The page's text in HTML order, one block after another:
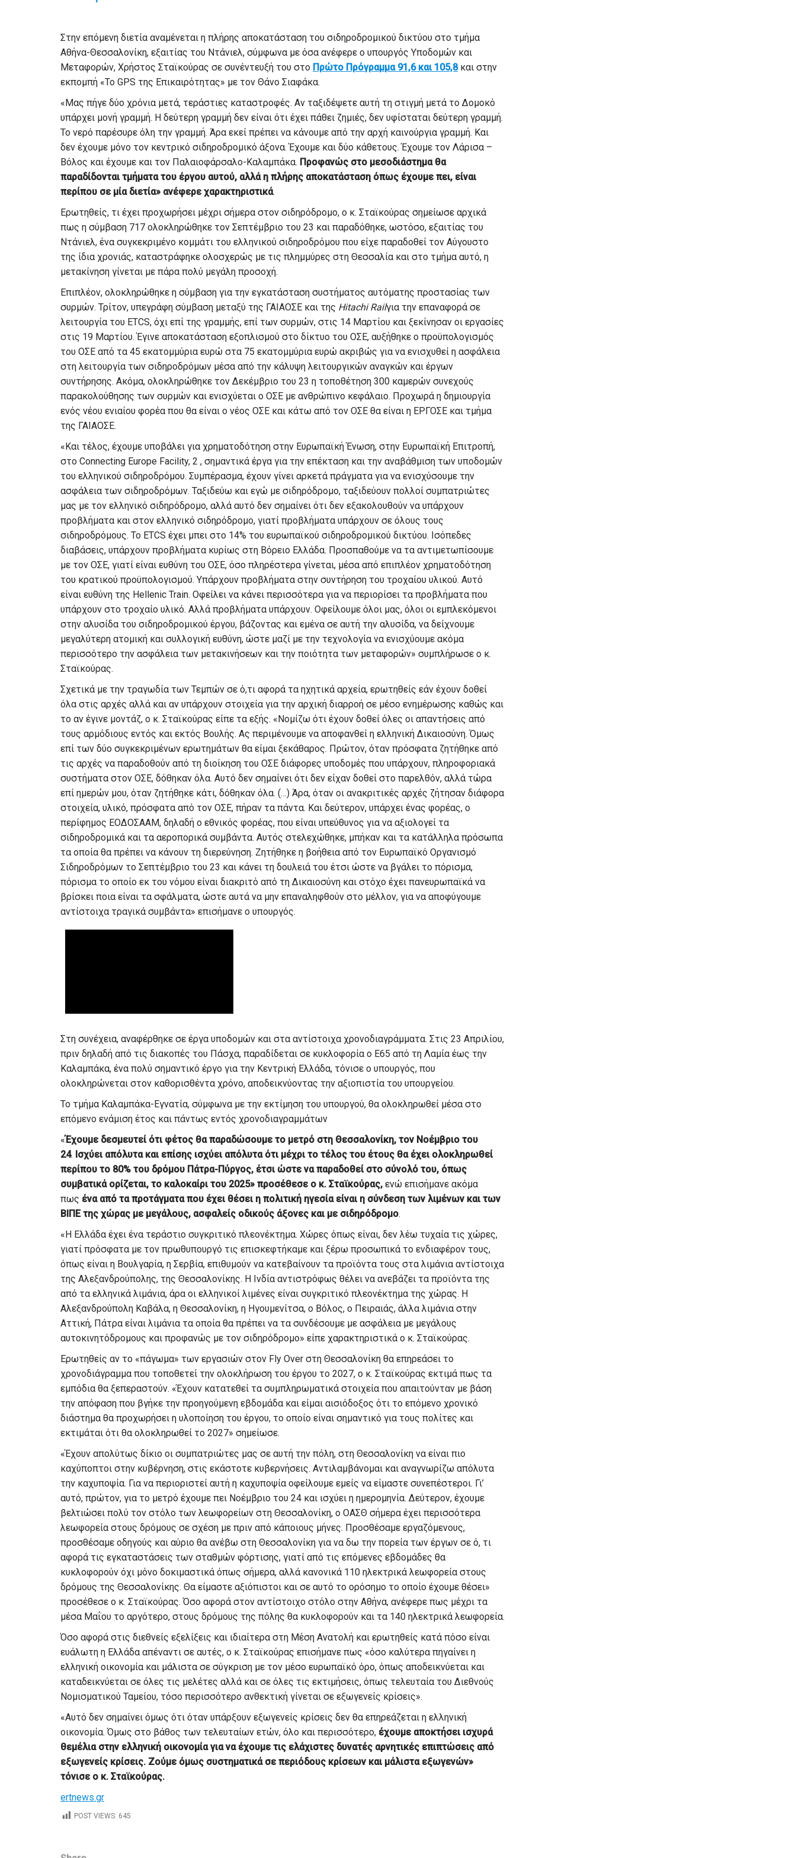
Στην επόμενη διετία αναμένεται η πλήρης αποκατάσταση του σιδηροδρομικού δικτύου στο τμήμα
Αθήνα-Θεσσαλονίκη, εξαιτίας του Ντάνιελ, σύμφωνα με όσα ανέφερε ο υπουργός Υποδομών και
Μεταφορών, Χρήστος Σταϊκούρας σε συνέντευξή του στο Πρώτο Πρόγραμμα 91,6 και 105,8και στην
εκπομπή «Το GPS της Επικαιρότητας» με τον Θάνο Σιαφάκα.
«Μας πήγε δύο χρόνια μετά, τεράστιες καταστροφές. Αν ταξιδέψετε αυτή τη στιγμή μετά το Δομοκό
υπάρχει μονή γραμμή. Η δεύτερη γραμμή δεν είναι ότι έχει πάθει ζημιές, δεν υφίσταται δεύτερη γραμμή.
Το νερό παρέσυρε όλη την γραμμή. Άρα εκεί πρέπει να κάνουμε από την αρχή καινούργια γραμμή. Και
δεν έχουμε μόνο τον κεντρικό σιδηροδρομικό άξονα. Έχουμε και δύο κάθετους. Έχουμε τον Λάρισα –
Βόλος και έχουμε και τον Παλαιοφάρσαλο-Καλαμπάκα. Προφανώς στο μεσοδιάστημα θα
παραδίδονται τμήματα του έργου αυτού, αλλά η πλήρης αποκατάσταση όπως έχουμε πει, είναι
περίπου σε μία διετία» ανέφερε χαρακτηριστικά.
Ερωτηθείς, τι έχει προχωρήσει μέχρι σήμερα στον σιδηρόδρομο, ο κ. Σταϊκούρας σημείωσε αρχικά
πως η σύμβαση 717 ολοκληρώθηκε τον Σεπτέμβριο του 23 και παραδόθηκε, ωστόσο, εξαιτίας του
Ντάνιελ, ένα συγκεκριμένο κομμάτι του ελληνικού σιδηροδρόμου που είχε παραδοθεί τον Αύγουστο
της ίδια χρονιάς, καταστράφηκε ολοσχερώς με τις πλημμύρες στη Θεσσαλία και στο τμήμα αυτό, η
μετακίνηση γίνεται με πάρα πολύ μεγάλη προσοχή.
Επιπλέον, ολοκληρώθηκε η σύμβαση για την εγκατάσταση συστήματος αυτόματης προστασίας των
συρμών. Τρίτον, υπεγράφη σύμβαση μεταξύ της ΓΑΙΑΟΣΕ και της Hitachi Railγια την επαναφορά σε
λειτουργία του ETCS, όχι επί της γραμμής, επί των συρμών, στις 14 Μαρτίου και ξεκίνησαν οι εργασίες
στις 19 Μαρτίου. Έγινε αποκατάσταση εξοπλισμού στο δίκτυο του ΟΣΕ, αυξήθηκε ο προϋπολογισμός
του ΟΣΕ από τα 45 εκατομμύρια ευρώ στα 75 εκατομμύρια ευρώ ακριβώς για να ενισχυθεί η ασφάλεια
στη λειτουργία των σιδηροδρόμων μέσα από την κάλυψη λειτουργικών αναγκών και έργων
συντήρησης. Ακόμα, ολοκληρώθηκε τον Δεκέμβριο του 23 η τοποθέτηση 300 καμερών συνεχούς
παρακολούθησης των συρμών και ενισχύεται ο ΟΣΕ με ανθρώπινο κεφάλαιο. Προχωρά η δημιουργία
ενός νέου ενιαίου φορέα που θα είναι ο νέος ΟΣΕ και κάτω από τον ΟΣΕ θα είναι η ΕΡΓΟΣΕ και τμήμα
της ΓΑΙΑΟΣΕ.
«Και τέλος, έχουμε υποβάλει για χρηματοδότηση στην Ευρωπαϊκή Ένωση, στην Ευρωπαϊκή Επιτροπή,
στο Connecting Europe Facility, 2 , σημαντικά έργα για την επέκταση και την αναβάθμιση των υποδομών
του ελληνικού σιδηροδρόμου. Συμπέρασμα, έχουν γίνει αρκετά πράγματα για να ενισχύσουμε την
ασφάλεια των σιδηροδρόμων. Ταξιδεύω και εγώ με σιδηρόδρομο, ταξιδεύουν πολλοί συμπατριώτες
μας με τον ελληνικό σιδηρόδρομο, αλλά αυτό δεν σημαίνει ότι δεν εξακολουθούν να υπάρχουν
προβλήματα και στον ελληνικό σιδηρόδρομο, γιατί προβλήματα υπάρχουν σε όλους τους
σιδηροδρόμους. Το ETCS έχει μπει στο 14% του ευρωπαϊκού σιδηροδρομικού δικτύου. Ισόπεδες
διαβάσεις, υπάρχουν προβλήματα κυρίως στη Βόρειο Ελλάδα. Προσπαθούμε να τα αντιμετωπίσουμε
με τον ΟΣΕ, γιατί είναι ευθύνη του ΟΣΕ, όσο πληρέστερα γίνεται, μέσα από επιπλέον χρηματοδότηση
του κρατικού προϋπολογισμού. Υπάρχουν προβλήματα στην συντήρηση του τροχαίου υλικού. Αυτό
είναι ευθύνη της Hellenic Train. Οφείλει να κάνει περισσότερα για να περιορίσει τα προβλήματα που
υπάρχουν στο τροχαίο υλικό. Αλλά προβλήματα υπάρχουν. Οφείλουμε όλοι μας, όλοι οι εμπλεκόμενοι
στην αλυσίδα του σιδηροδρομικού έργου, βάζοντας και εμένα σε αυτή την αλυσίδα, να δείχνουμε
μεγαλύτερη ατομική και συλλογική ευθύνη, ώστε μαζί με την τεχνολογία να ενισχύουμε ακόμα
περισσότερο την ασφάλεια των μετακινήσεων και την ποιότητα των μεταφορών» συμπλήρωσε ο κ.
Σταϊκούρας.
Σχετικά με την τραγωδία των Τεμπών σε ό,τι αφορά τα ηχητικά αρχεία, ερωτηθείς εάν έχουν δοθεί
όλα στις αρχές αλλά και αν υπάρχουν στοιχεία για την αρχική διαρροή σε μέσο ενημέρωσης καθώς και
το αν έγινε μοντάζ, ο κ. Σταϊκούρας είπε τα εξής. «Νομίζω ότι έχουν δοθεί όλες οι απαντήσεις από
τους αρμόδιους εντός και εκτός Βουλής. Ας περιμένουμε να αποφανθεί η ελληνική Δικαιοσύνη. Όμως
επί των δύο συγκεκριμένων ερωτημάτων θα είμαι ξεκάθαρος. Πρώτον, όταν πρόσφατα ζητήθηκε από
τις αρχές να παραδοθούν από τη διοίκηση του ΟΣΕ διάφορες υποδομές που υπάρχουν, πληροφοριακά
συστήματα στον ΟΣΕ, δόθηκαν όλα. Αυτό δεν σημαίνει ότι δεν είχαν δοθεί στο παρελθόν, αλλά τώρα
επί ημερών μου, όταν ζητήθηκε κάτι, δόθηκαν όλα. (…) Άρα, όταν οι ανακριτικές αρχές ζήτησαν διάφορα
στοιχεία, υλικό, πρόσφατα από τον ΟΣΕ, πήραν τα πάντα. Και δεύτερον, υπάρχει ένας φορέας, ο
περίφημος ΕΟΔΟΣΑΑΜ, δηλαδή ο εθνικός φορέας, που είναι υπεύθυνος για να αξιολογεί τα
σιδηροδρομικά και τα αεροπορικά συμβάντα. Αυτός στελεχώθηκε, μπήκαν και τα κατάλληλα πρόσωπα
τα οποία θα πρέπει να κάνουν τη διερεύνηση. Ζητήθηκε η βοήθεια από τον Ευρωπαϊκό Οργανισμό
Σιδηροδρόμων το Σεπτέμβριο του 23 και κάνει τη δουλειά του έτσι ώστε να βγάλει το πόρισμα,
πόρισμα το οποίο εκ του νόμου είναι διακριτό από τη Δικαιοσύνη και στόχο έχει πανευρωπαϊκά να
βρίσκει ποια είναι τα σφάλματα, ώστε αυτά να μην επαναληφθούν στο μέλλον, για να αποφύγουμε
αντίστοιχα τραγικά συμβάντα» επισήμανε ο υπουργός.
Στη συνέχεια, αναφέρθηκε σε έργα υποδομών και στα αντίστοιχα χρονοδιαγράμματα. Στις 23 Απριλίου,
πριν δηλαδή από τις διακοπές του Πάσχα, παραδίδεται σε κυκλοφορία ο Ε65 από τη Λαμία έως την
Καλαμπάκα, ένα πολύ σημαντικό έργο για την Κεντρική Ελλάδα, τόνισε ο υπουργός, που
ολοκληρώνεται στον καθορισθέντα χρόνο, αποδεικνύοντας την αξιοπιστία του υπουργείου.
Το τμήμα Καλαμπάκα-Εγνατία, σύμφωνα με την εκτίμηση του υπουργού, θα ολοκληρωθεί μέσα στο
επόμενο ενάμιση έτος και πάντως εντός χρονοδιαγραμμάτων
«Έχουμε δεσμευτεί ότι φέτος θα παραδώσουμε το μετρό στη Θεσσαλονίκη, τον Νοέμβριο του
24. Ισχύει απόλυτα και επίσης ισχύει απόλυτα ότι μέχρι το τέλος του έτους θα έχει ολοκληρωθεί
περίπου το 80% του δρόμου Πάτρα-Πύργος, έτσι ώστε να παραδοθεί στο σύνολό του, όπως
συμβατικά ορίζεται, το καλοκαίρι του 2025» προσέθεσε ο κ. Σταϊκούρας, ενώ επισήμανε ακόμα
πως ένα από τα προτάγματα που έχει θέσει η πολιτική ηγεσία είναι η σύνδεση των λιμένων και των
ΒΙΠΕ της χώρας με μεγάλους, ασφαλείς οδικούς άξονες και με σιδηρόδρομο.
«Η Ελλάδα έχει ένα τεράστιο συγκριτικό πλεονέκτημα. Χώρες όπως είναι, δεν λέω τυχαία τις χώρες,
γιατί πρόσφατα με τον πρωθυπουργό τις επισκεφτήκαμε και ξέρω προσωπικά το ενδιαφέρον τους,
όπως είναι η Βουλγαρία, η Σερβία, επιθυμούν να κατεβαίνουν τα προϊόντα τους στα λιμάνια αντίστοιχα
της Αλεξανδρούπολης, της Θεσσαλονίκης. Η Ινδία αντιστρόφως θέλει να ανεβάζει τα προϊόντα της
από τα ελληνικά λιμάνια, άρα οι ελληνικοί λιμένες είναι συγκριτικό πλεονέκτημα της χώρας. Η
Αλεξανδρούπολη Καβάλα, η Θεσσαλονίκη, η Ηγουμενίτσα, ο Βόλος, ο Πειραιάς, άλλα λιμάνια στην
Αττική, Πάτρα είναι λιμάνια τα οποία θα πρέπει να τα συνδέσουμε με ασφάλεια με μεγάλους
αυτοκινητόδρομους και προφανώς με τον σιδηρόδρομο» είπε χαρακτηριστικά ο κ. Σταϊκούρας.
Ερωτηθείς αν το «πάγωμα» των εργασιών στον Fly Over στη Θεσσαλονίκη θα επηρεάσει το
χρονοδιάγραμμα που τοποθετεί την ολοκλήρωση του έργου το 2027, ο κ. Σταϊκούρας εκτιμά πως τα
εμπόδια θα ξεπεραστούν. «Έχουν κατατεθεί τα συμπληρωματικά στοιχεία που απαιτούνταν με βάση
την απόφαση που βγήκε την προηγούμενη εβδομάδα και είμαι αισιόδοξος ότι το επόμενο χρονικό
διάστημα θα προχωρήσει η υλοποίηση του έργου, το οποίο είναι σημαντικό για τους πολίτες και
εκτιμάται ότι θα ολοκληρωθεί το 2027» σημείωσε.
«Έχουν απολύτως δίκιο οι συμπατριώτες μας σε αυτή την πόλη, στη Θεσσαλονίκη να είναι πιο
καχύποπτοι στην κυβέρνηση, στις εκάστοτε κυβερνήσεις. Αντιλαμβάνομαι και αναγνωρίζω απόλυτα
την καχυποψία. Για να περιοριστεί αυτή η καχυποψία οφείλουμε εμείς να είμαστε συνεπέστεροι. Γι’
αυτό, πρώτον, για το μετρό έχουμε πει Νοέμβριο του 24 και ισχύει η ημερομηνία. Δεύτερον, έχουμε
βελτιώσει πολύ τον στόλο των λεωφορείων στη Θεσσαλονίκη, ο ΟΑΣΘ σήμερα έχει περισσότερα
λεωφορεία στους δρόμους σε σχέση με πριν από κάποιους μήνες. Προσθέσαμε εργαζόμενους,
προσθέσαμε οδηγούς και αύριο θα ανέβω στη Θεσσαλονίκη για να δω την πορεία των έργων σε ό, τι
αφορά τις εγκαταστάσεις των σταθμών φόρτισης, γιατί από τις επόμενες εβδομάδες θα
κυκλοφορούν όχι μόνο δοκιμαστικά όπως σήμερα, αλλά κανονικά 110 ηλεκτρικά λεωφορεία στους
δρόμους της Θεσσαλονίκης. Θα είμαστε αξιόπιστοι και σε αυτό το ορόσημο το οποίο έχουμε θέσει»
προσέθεσε ο κ. Σταϊκούρας. Όσο αφορά στον αντίστοιχο στόλο στην Αθήνα, ανέφερε πως μέχρι τα
μέσα Μαΐου το αργότερο, στους δρόμους της πόλης θα κυκλοφορούν και τα 140 ηλεκτρικά λεωφορεία.
Όσο αφορά στις διεθνείς εξελίξεις και ιδιαίτερα στη Μέση Ανατολή και ερωτηθείς κατά πόσο είναι
ευάλωτη η Ελλάδα απέναντι σε αυτές, ο κ. Σταϊκούρας επισήμανε πως «όσο καλύτερα πηγαίνει η
ελληνική οικονομία και μάλιστα σε σύγκριση με τον μέσο ευρωπαϊκό όρο, όπως αποδεικνύεται και
καταδεικνύεται σε όλες τις μελέτες αλλά και σε όλες τις εκτιμήσεις, όπως τελευταία του Διεθνούς
Νομισματικού Ταμείου, τόσο περισσότερο ανθεκτική γίνεται σε εξωγενείς κρίσεις».
«Αυτό δεν σημαίνει όμως ότι όταν υπάρξουν εξωγενείς κρίσεις δεν θα επηρεάζεται η ελληνική
οικονομία. Όμως στο βάθος των τελευταίων ετών, όλο και περισσότερο, έχουμε αποκτήσει ισχυρά
θεμέλια στην ελληνική οικονομία για να έχουμε τις ελάχιστες δυνατές αρνητικές επιπτώσεις από
εξωγενείς κρίσεις. Ζούμε όμως συστηματικά σε περιόδους κρίσεων και μάλιστα εξωγενών»
τόνισε ο κ. Σταϊκούρας.
ertnews.gr
POST VIEWS: 645